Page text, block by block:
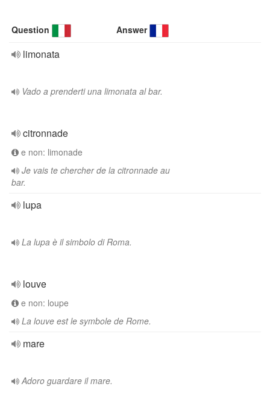
Question Answer
limonata
Vado a prenderti una limonata al bar.
citronnade
e non: limonade
Je vais te chercher de la citronnade au
bar.
lupa
La lupa è il simbolo di Roma.
louve
e non: loupe
La louve est le symbole de Rome.
mare
Adoro guardare il mare.